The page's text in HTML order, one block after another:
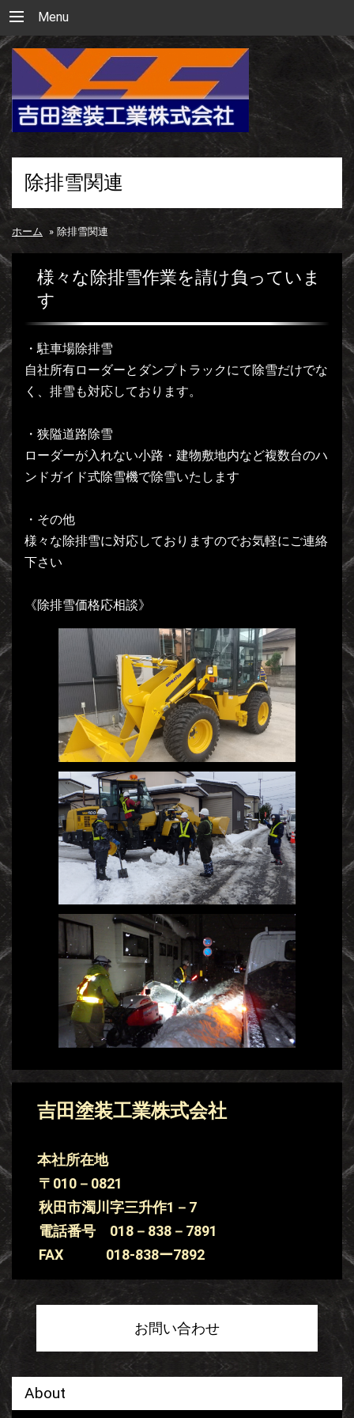
Menu
除排雪関連
ホーム » 除排雪関連
様々な除排雪作業を請け負っていま
す
・駐車場除排雪
自社所有ローダーとダンプトラックにて除雪だけでな
く、排雪も対応しております。
・狭隘道路除雪
ローダーが入れない小路・建物敷地内など複数台のハ
ンドガイド式除雪機で除雪いたします
・その他
様々な除排雪に対応しておりますのでお気軽にご連絡
下さい
《除排雪価格応相談》
吉田塗装工業株式会社
本社所在地
〒010－0821
秋田市濁川字三升作1－7
電話番号 018－838－7891
FAX 018-838ー7892
お問い合わせ
About